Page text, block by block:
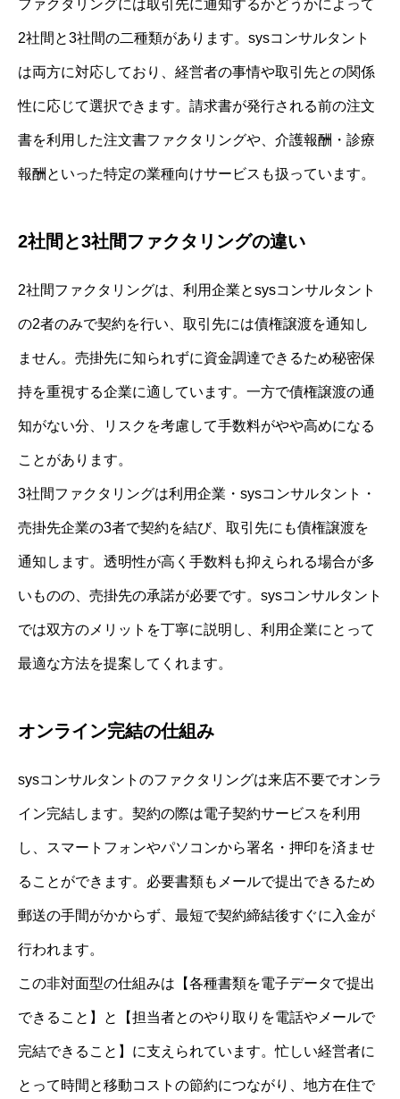
ファクタリングには取引先に通知するかどうかによって
2社間と3社間の二種類があります。sysコンサルタント
は両方に対応しており、経営者の事情や取引先との関係
性に応じて選択できます。請求書が発行される前の注文
書を利用した注文書ファクタリングや、介護報酬・診療
報酬といった特定の業種向けサービスも扱っています。
2社間と3社間ファクタリングの違い
2社間ファクタリングは、利用企業とsysコンサルタント
の2者のみで契約を行い、取引先には債権譲渡を通知し
ません。売掛先に知られずに資金調達できるため秘密保
持を重視する企業に適しています。一方で債権譲渡の通
知がない分、リスクを考慮して手数料がやや高めになる
ことがあります。
3社間ファクタリングは利用企業・sysコンサルタント・
売掛先企業の3者で契約を結び、取引先にも債権譲渡を
通知します。透明性が高く手数料も抑えられる場合が多
いものの、売掛先の承諾が必要です。sysコンサルタント
では双方のメリットを丁寧に説明し、利用企業にとって
最適な方法を提案してくれます。
オンライン完結の仕組み
sysコンサルタントのファクタリングは来店不要でオンラ
イン完結します。契約の際は電子契約サービスを利用
し、スマートフォンやパソコンから署名・押印を済ませ
ることができます。必要書類もメールで提出できるため
郵送の手間がかからず、最短で契約締結後すぐに入金が
行われます。
この非対面型の仕組みは【各種書類を電子データで提出
できること】と【担当者とのやり取りを電話やメールで
完結できること】に支えられています。忙しい経営者に
とって時間と移動コストの節約につながり、地方在住で